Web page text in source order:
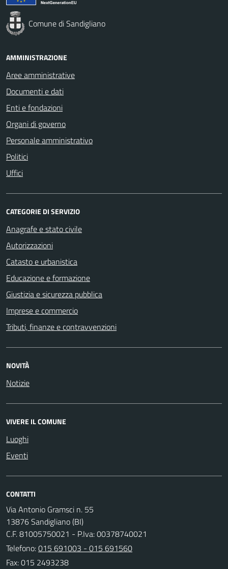
Comune di Sandigliano
AMMINISTRAZIONE
Aree amministrative
Documenti e dati
Enti e fondazioni
Organi di governo
Personale amministrativo
Politici
Uffici
CATEGORIE DI SERVIZIO
Anagrafe e stato civile
Autorizzazioni
Catasto e urbanistica
Educazione e formazione
Giustizia e sicurezza pubblica
Imprese e commercio
Tributi, finanze e contravvenzioni
NOVITÀ
Notizie
VIVERE IL COMUNE
Luoghi
Eventi
CONTATTI
Via Antonio Gramsci n. 55
13876 Sandigliano (BI)
C.F. 81005750021 - P.Iva: 00378740021
Telefono:015 691003 - 015 691560
Fax: 015 2493238